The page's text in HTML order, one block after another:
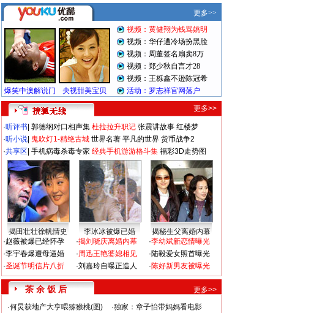
更多>>
·听评书 郭德纲对口相声集 杜拉拉升职记 张震讲故事 红楼梦
·听小说 鬼吹灯1-精绝古城 世界名著 平凡的世界 货币战争2
·共享区 手机病毒杀毒专家 经典手机游游格斗集 福彩3D走势图
揭田壮壮徐帆情史 李冰冰被爆已婚
揭秘生父离婚内幕
·赵薇被爆已经怀孕
·李宇春爆遭母逼婚
·圣诞节明信片八折
·揭刘晓庆离婚内幕
·周迅王艳婆媳相见
·刘嘉玲自曝正造人
·李幼斌新恋情曝光
·陆毅爱女照首曝光
·陈好新男友被曝光
茶 余 饭 后
更多>>
·何炅获地产大亨喂猕猴桃(图) ·独家：章子怡带妈妈看电影